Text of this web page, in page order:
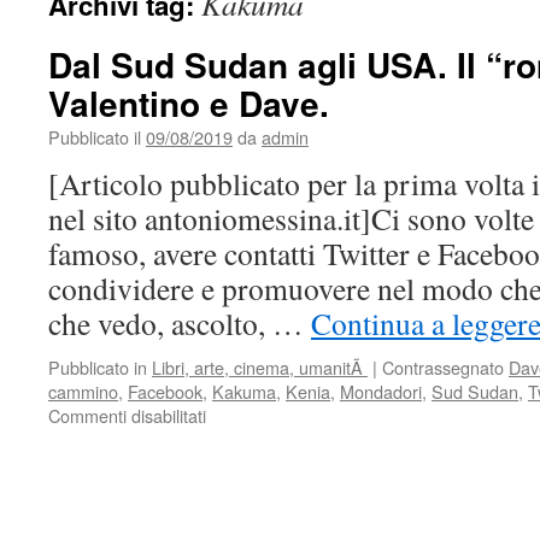
Dal Sud Sudan agli USA. Il
Valentino e Dave.
Pubblicato il 09/08/2019da admin
[Articolo pubblicato per la prima volta
nel sito antoniomessina.it]Ci sono
famoso, avere contatti Twitter e
condividere e promuovere nel modo
che vedo, ascolto, … Continua a leggere
Pubblicato in Libri, arte, cinema, umanitÃ | Contrassegnato
cammino, Facebook, Kakuma, Kenia, Mondadori, Sud Sudan,
Commenti disabilitatisu